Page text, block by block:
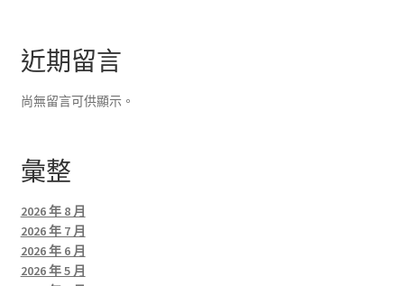
近期留言
尚無留言可供顯示。
彙整
2026 年 8 月
2026 年 7 月
2026 年 6 月
2026 年 5 月